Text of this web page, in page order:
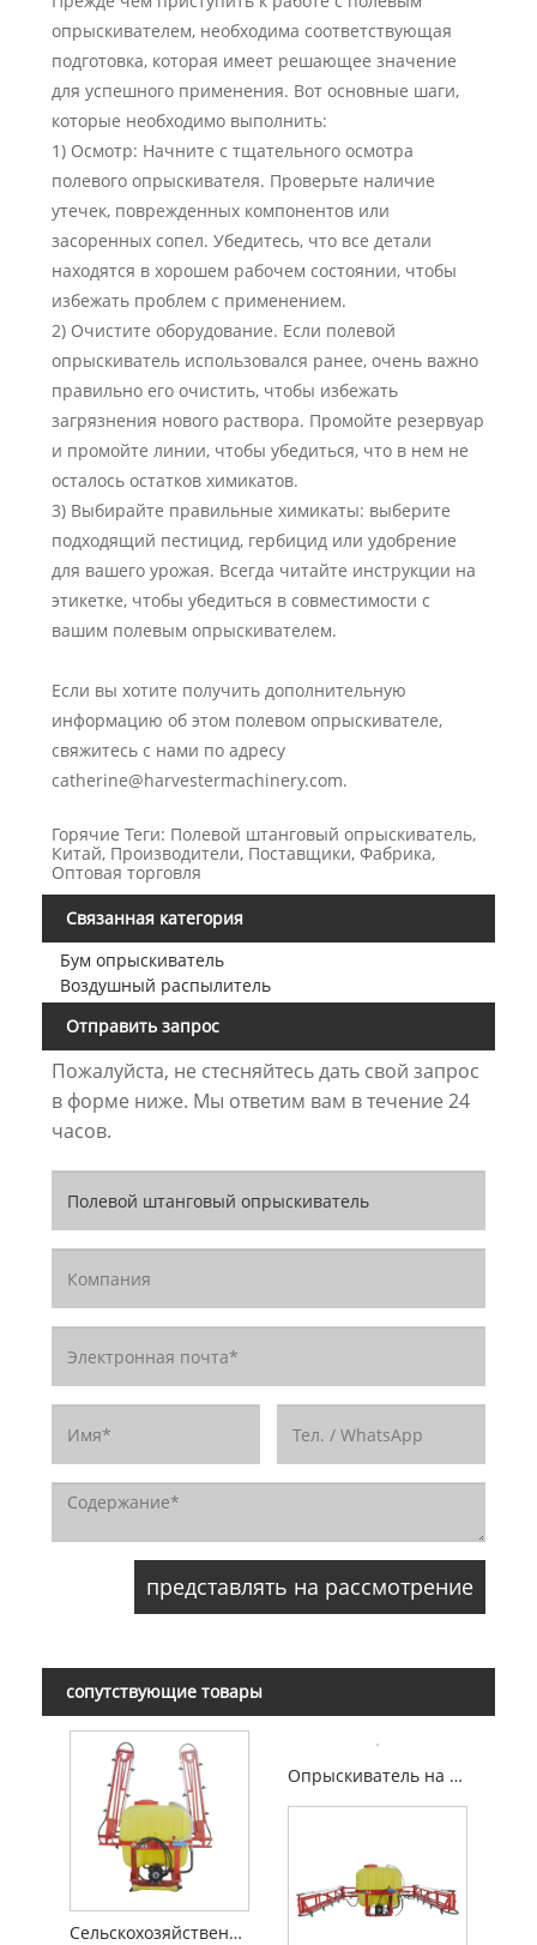
опрыскивателем, необходима соответствующая
подготовка, которая имеет решающее значение
для успешного применения. Вот основные шаги,
которые необходимо выполнить:
1) Осмотр: Начните с тщательного осмотра
полевого опрыскивателя. Проверьте наличие
утечек, поврежденных компонентов или
засоренных сопел. Убедитесь, что все детали
находятся в хорошем рабочем состоянии, чтобы
избежать проблем с применением.
2) Очистите оборудование. Если полевой
опрыскиватель использовался ранее, очень важно
правильно его очистить, чтобы избежать
загрязнения нового раствора. Промойте резервуар
и промойте линии, чтобы убедиться, что в нем не
осталось остатков химикатов.
3) Выбирайте правильные химикаты: выберите
подходящий пестицид, гербицид или удобрение
для вашего урожая. Всегда читайте инструкции на
этикетке, чтобы убедиться в совместимости с
вашим полевым опрыскивателем.
Если вы хотите получить дополнительную
информацию об этом полевом опрыскивателе,
свяжитесь с нами по адресу
catherine@harvestermachinery.com.
Горячие Теги: Полевой штанговый опрыскиватель,
Китай, Производители, Поставщики, Фабрика,
Оптовая торговля
Связанная категория
Бум опрыскиватель
Воздушный распылитель
Отправить запрос
Пожалуйста, не стесняйтесь дать свой запрос
в форме ниже. Мы ответим вам в течение 24
часов.
сопутствующие товары
Сельскохозяйственный опрыскиватель
Опрыскиватель на тракторе